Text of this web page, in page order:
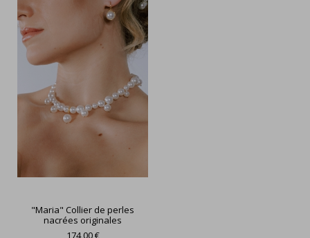
"Maria" Collier de perles
nacrées originales
174,00 €